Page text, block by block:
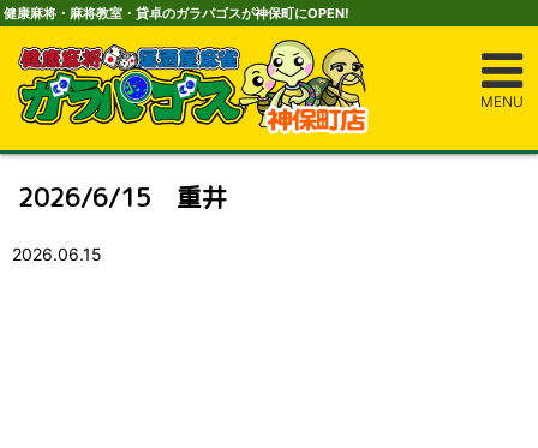
健康麻将・麻将教室・貸卓のガラパゴスが神保町にOPEN!
MENU
2026/6/15 重井
2026.06.15